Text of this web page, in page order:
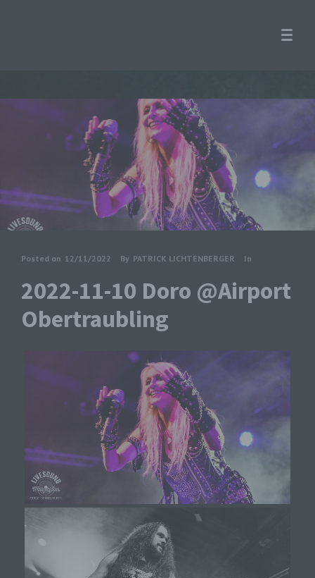
Posted on 12/11/2022 By PATRICK LICHTENBERGER In
2022-11-10 Doro @Airport
Obertraubling